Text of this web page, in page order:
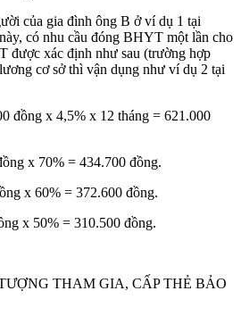
của gia đình ông B ở ví dụ 1 tại
có nhu cầu đóng BHYT một lần cho
được xác định như sau (trường hợp
cơ sở thì vận dụng như ví dụ 2 tại
đồng x 4,5% x 12 tháng = 621.000
x 70% = 434.700 đồng.
x 60% = 372.600 đồng.
x 50% = 310.500 đồng.
THAM GIA, CẤP THẺ BẢO